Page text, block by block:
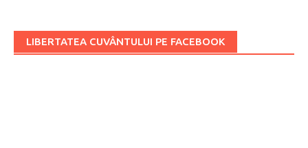
LIBERTATEA CUVÂNTULUI PE FACEBOOK